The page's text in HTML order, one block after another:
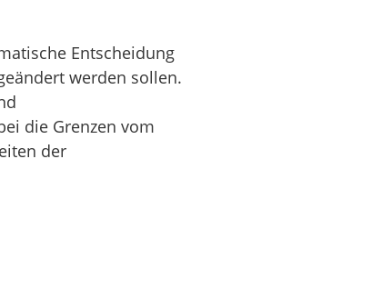
Entscheidung
werden sollen.
die Grenzen vom
der